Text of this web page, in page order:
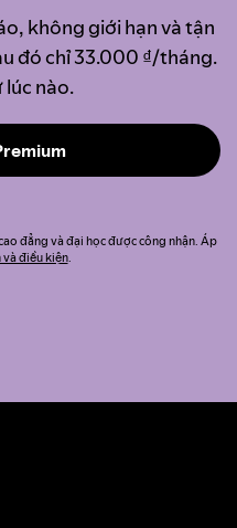
không giới hạn và tận
đó chỉ 33.000 ₫/tháng.
nào.
đẳng và đại học được công nhận. Áp
điều kiện.